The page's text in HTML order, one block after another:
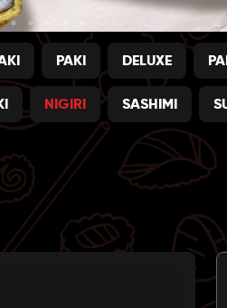
PAKI DELUXE
NIGIRI SASHIMI